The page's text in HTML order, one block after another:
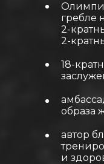
автор
и
18-
образа
гребле
2-
2-